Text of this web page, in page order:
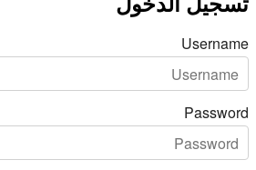
تسجيل الدخول
Username
Password